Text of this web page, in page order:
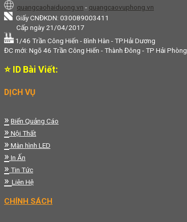
quangcaohaiduong.vn - quangcaovuphong.vn
Giấy CNĐKDN: 030089003411
Cấp ngày 21/04/2017
1/46 Trần Công Hiến - Bình Hàn - TP.Hải Dương
ĐC mới: Ngõ 46 Trần Công Hiến - Thành Đông - TP Hải Phòng
⭐ ID Bài Viết:
DỊCH VỤ
» Biển Quảng Cáo
» Nội Thất
» Màn hình LED
» In Ấn
» Tin Tức
» Liên Hệ
CHÍNH SÁCH